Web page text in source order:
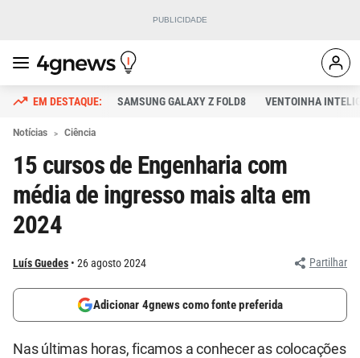
SAMSUNG GALAXY Z FOLD8 VENTOINHA
Notícias Ciência
15 cursos de Engenharia com
média de ingresso mais alta em
2024
Luís Guedes 26 agosto 2024 Partilhar
Adicionar 4gnews como fonte preferida
Nas últimas horas, ficamos a conhecer as colocações